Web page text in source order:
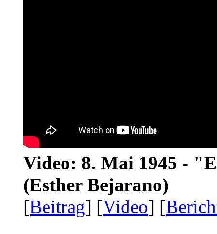
Video: 8. Mai 1945 -
(Esther Bejarano)
[Beitrag] [Video] [